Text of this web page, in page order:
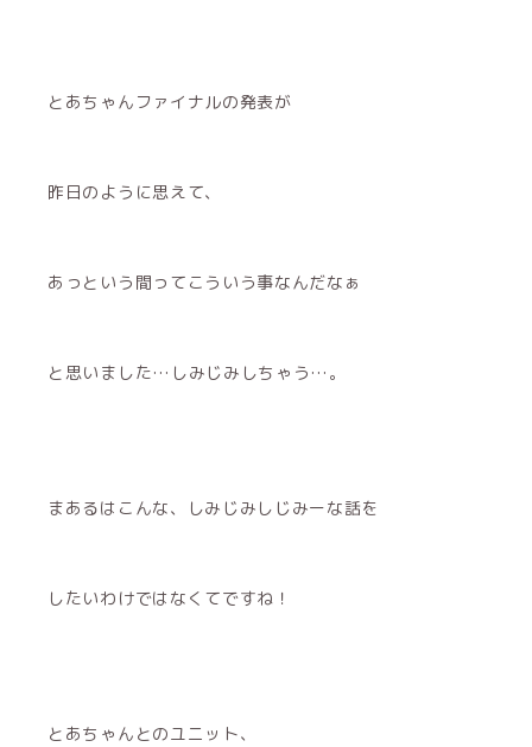
とあちゃんファイナルの発表が
昨日のように思えて、
あっという間ってこういう事なんだなぁ
と思いました…しみじみしちゃう…。
まあるはこんな、しみじみしじみーな話を
したいわけではなくてですね！
とあちゃんとのユニット、